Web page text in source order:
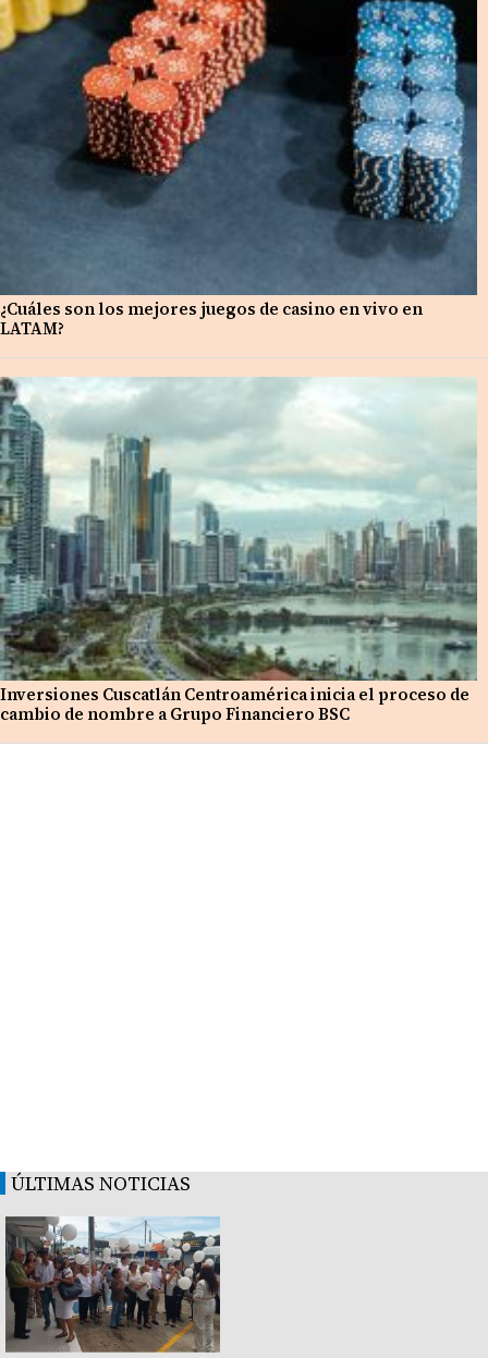
¿Cuáles son los mejores juegos de casino en vivo en
LATAM?
Inversiones Cuscatlán Centroamérica inicia el proceso de
cambio de nombre a Grupo Financiero BSC
ÚLTIMAS NOTICIAS